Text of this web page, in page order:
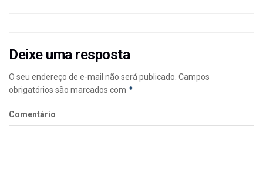
Deixe uma resposta
O seu endereço de e-mail não será publicado. Campos
obrigatórios são marcados com *
Comentário